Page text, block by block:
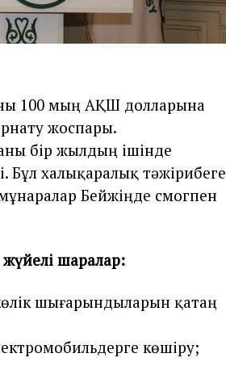
100 мың АҚШ долларына
жоспары.
бір жылдың ішінде
Бұл халықаралық тәжірибеге
Бейжіңде смогпен
шаралар:
шығарындыларын қатаң
көшіру;